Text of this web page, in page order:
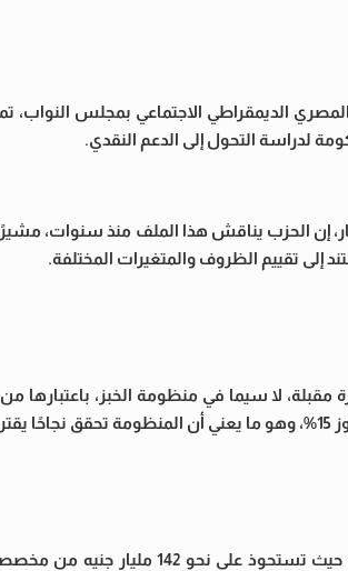
الديمقراطي الاجتماعي بمجلس النواب،
لدراسة التحول إلى الدعم النقدي.
إن الحزب يناقش هذا الملف منذ سنوات،
إلى تقييم الظروف والمتغيرات المختلفة.
لا سيما في منظومة الخبز، باعتبارها من
وأضاف أن منظومة الخبز تمثل أحد أهم مكونات